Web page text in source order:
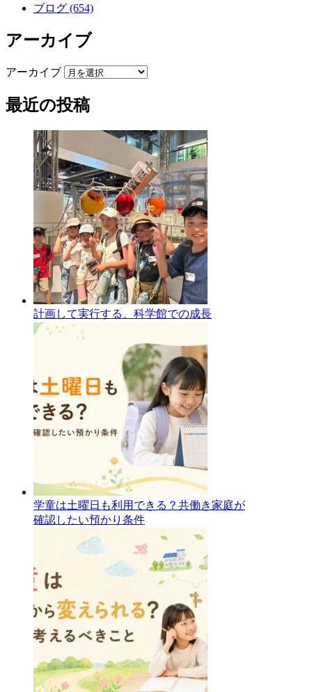
ブログ (654)
アーカイブ
アーカイブ
最近の投稿
計画して実行する、科学館での成長
学童は土曜日も利用できる？共働き家庭が
確認したい預かり条件